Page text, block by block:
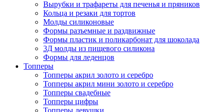
Вырубки и трафареты для печенья и пряников
Кольца и резаки для тортов
Молды силиконовые
Формы разъемные и раздвижные
Формы пластик и поликарбонат для шоколада
3Д молды из пищевого силикона
Формы для леденцов
Топперы
Топперы акрил золото и серебро
Топперы акрил мини золото и серебро
Топперы свадебные
Топперы цифры
Топперы девушки